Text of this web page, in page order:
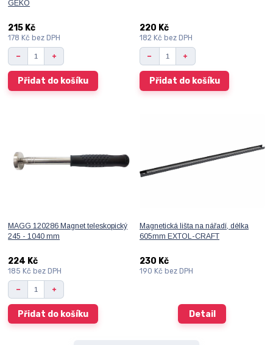
GEKO
215 Kč
178 Kč bez DPH
Přidat do košíku
220 Kč
182 Kč bez DPH
Přidat do košíku
MAGG 120286 Magnet teleskopický
245 - 1040 mm
224 Kč
185 Kč bez DPH
Přidat do košíku
Magnetická lišta na nářadí, délka
605mm EXTOL-CRAFT
230 Kč
190 Kč bez DPH
Detail